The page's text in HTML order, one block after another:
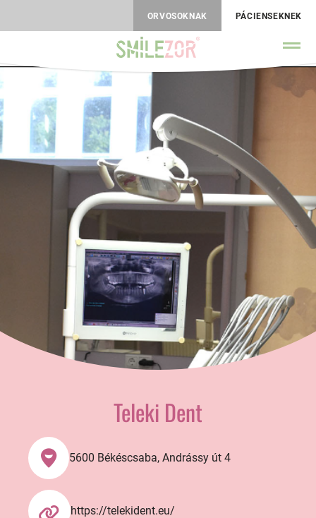
ORVOSOKNAK PÁCIENSEKNEK
Teleki Dent
5600 Békéscsaba, Andrássy út 4
https://telekident.eu/